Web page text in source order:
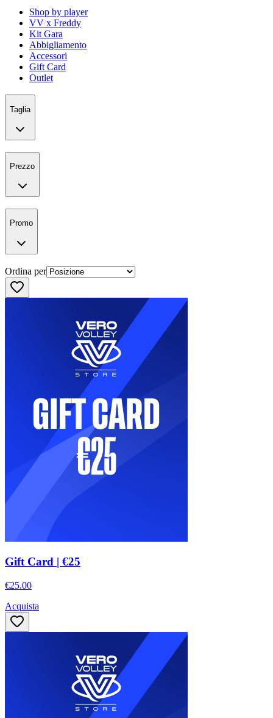
Shop by player
VV x Freddy
Kit Gara
Abbigliamento
Accessori
Gift Card
Outlet
Taglia
Prezzo
Promo
Ordina per
Gift Card | €25
€25.00
Acquista